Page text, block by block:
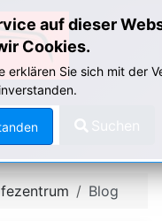
Suchen
Blog
auf dieser
Cookies.
erklären Sie sich mit der